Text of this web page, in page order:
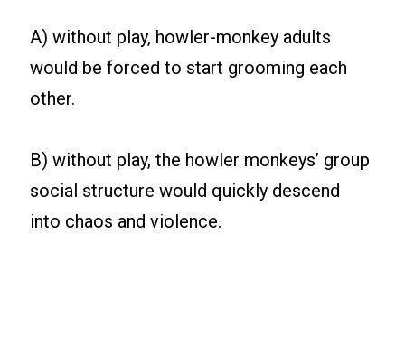
A) without play, howler-monkey adults
would be forced to start grooming each
other.
B) without play, the howler monkeys’ group
social structure would quickly descend
into chaos and violence.